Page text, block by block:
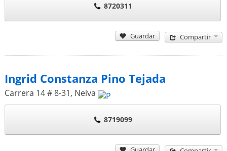
8720311
Guardar Compartir
Ingrid Constanza Pino Tejada
Carrera 14 # 8-31, Neiva
8719099